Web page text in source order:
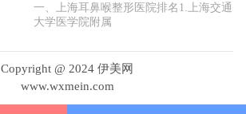
一、上海耳鼻喉整形医院排名1.上海交通
大学医学院附属
Copyright @ 2024 伊美网
www.wxmein.com